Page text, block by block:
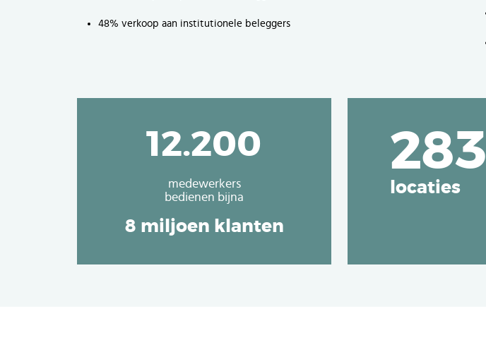
48% verkoop aan institutionele beleggers
12.200
medewerkers
bedienen bijna
8 miljoen klanten
283
locaties